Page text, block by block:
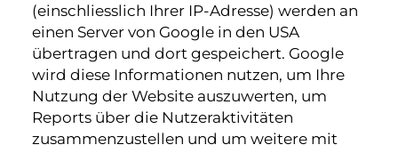
(einschliesslich Ihrer IP-Adresse) werden an
einen Server von Google in den USA
übertragen und dort gespeichert. Google
wird diese Informationen nutzen, um Ihre
Nutzung der Website auszuwerten, um
Reports über die Nutzeraktivitäten
zusammenzustellen und um weitere mit